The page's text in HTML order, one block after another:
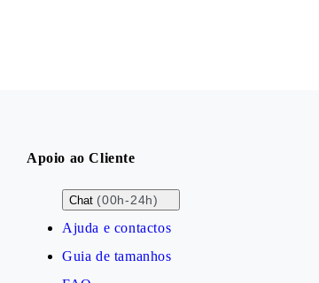
Apoio ao Cliente
Chat (00h-24h)
Ajuda e contactos
Guia de tamanhos